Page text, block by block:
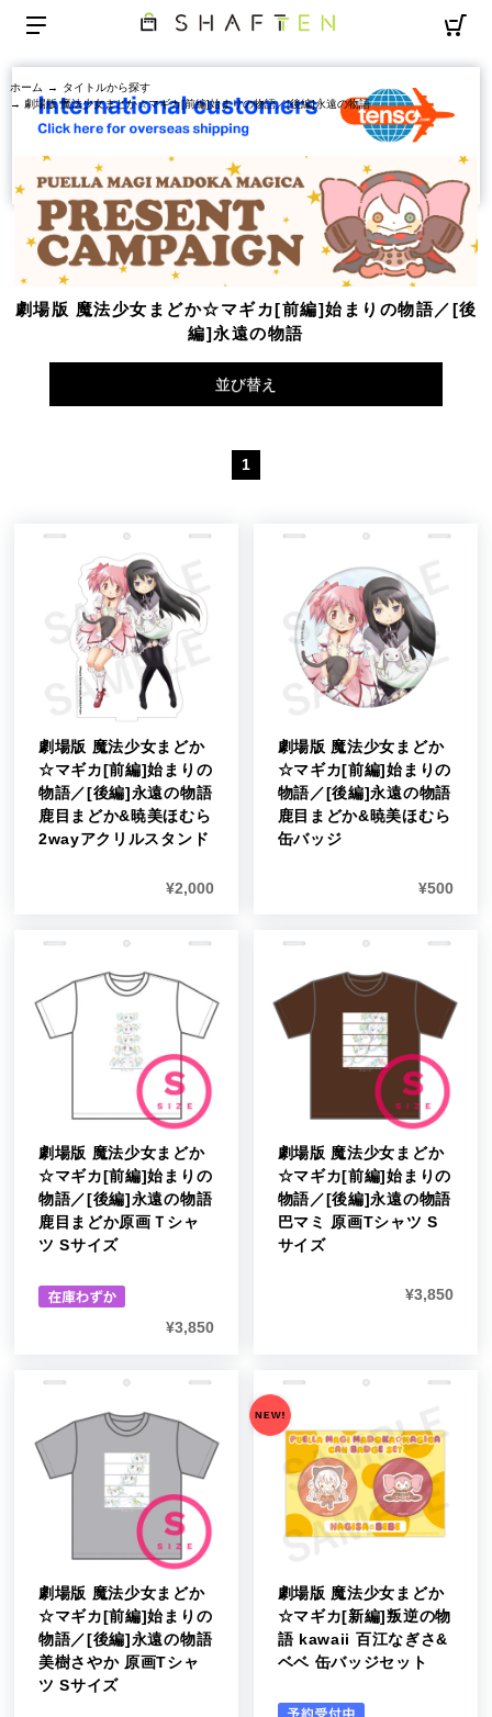
ホーム →
タイトルから探す
→ 劇場版 魔法少女まどか☆マギカ[前編]始まりの物語／[後編]永遠の物語
劇場版 魔法少女まどか☆マギカ[前編]始まりの物語／[後
編]永遠の物語
並び替え
1
劇場版 魔法少女まどか
☆マギカ[前編]始まりの
物語／[後編]永遠の物語
鹿目まどか&暁美ほむら
2wayアクリルスタンド
¥2,000
劇場版 魔法少女まどか
☆マギカ[前編]始まりの
物語／[後編]永遠の物語
鹿目まどか&暁美ほむら
缶バッジ
¥500
劇場版 魔法少女まどか
☆マギカ[前編]始まりの
物語／[後編]永遠の物語
鹿目まどか原画Ｔシャ
ツ Sサイズ
¥3,850
劇場版 魔法少女まどか
☆マギカ[前編]始まりの
物語／[後編]永遠の物語
巴マミ 原画Tシャツ S
サイズ
¥3,850
劇場版 魔法少女まどか
☆マギカ[前編]始まりの
物語／[後編]永遠の物語
美樹さやか 原画Tシャ
ツ Sサイズ
劇場版 魔法少女まどか
☆マギカ[新編]叛逆の物
語 kawaii 百江なぎさ&
ベベ 缶バッジセット